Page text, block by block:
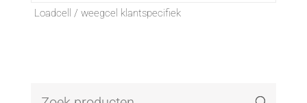
Loadcell / weegcel klantspecifiek